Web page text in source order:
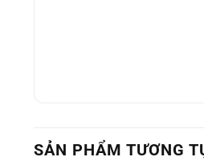
SẢN PHẨM TƯƠNG